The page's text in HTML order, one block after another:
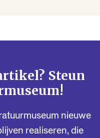
Steun
nieuwe
realiseren, die